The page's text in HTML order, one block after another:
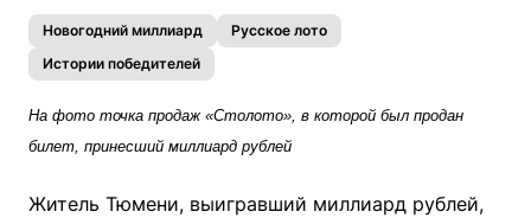
Новогодний миллиард
Русское лото
Истории победителей
На фото точка продаж «Столото», в которой был продан
билет, принесший миллиард рублей
Житель Тюмени, выигравший миллиард рублей,